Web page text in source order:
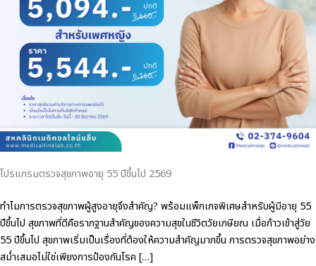
โปรแกรมตรวจสุขภาพอายุ 55 ปีขึ้นไป 2569
ทำไมการตรวจสุขภาพผู้สูงอายุจึงสำคัญ? พร้อมแพ็กเกจพิเศษสำหรับผู้มีอายุ 55
ปีขึ้นไป สุขภาพที่ดีคือรากฐานสำคัญของความสุขในชีวิตวัยเกษียณ เมื่อก้าวเข้าสู่วัย
55 ปีขึ้นไป สุขภาพเริ่มเป็นเรื่องที่ต้องให้ความสำคัญมากขึ้น การตรวจสุขภาพอย่าง
สม่ำเสมอไม่ใช่เพียงการป้องกันโรค […]